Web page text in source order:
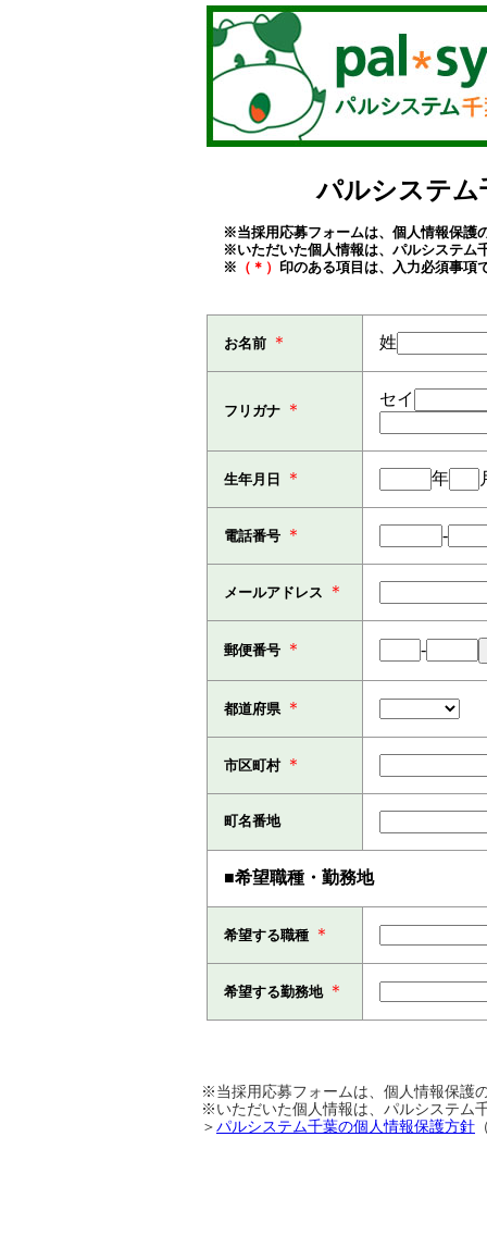
パルシステ
※当採用応募フォームは、個人情報保護
※いただいた個人情報は、パルシステム
※ （＊） 印のある項目は、入力必須事項
お名前 ＊ 姓
フリガナ ＊
セイ
生年月日 ＊ 年
電話番号 ＊ -
メールアドレス ＊
郵便番号 ＊ -
都道府県 ＊
市区町村 ＊
町名番地
■希望職種・勤務地
希望する職種 ＊
希望する勤務地 ＊
※当採用応募フォームは、個人情報保護
※いただいた個人情報は、パルシステム
＞ パルシステム千葉の個人情報保護方針